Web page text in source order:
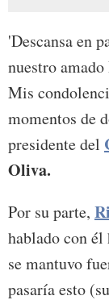
'Descansa en
nuestro
Mis
momentos de
presidente del
Oliva.
Por su parte,
hablado con él
se mantuvo
pasaría esto